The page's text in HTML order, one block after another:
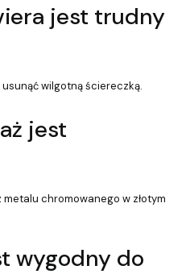
jest trudny
wilgotną ściereczką.
jest
chromowanego w złotym
wygodny do